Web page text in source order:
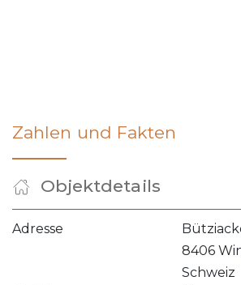
Zahlen und Fakten
Objektdetails
Adresse
8406
Schweiz